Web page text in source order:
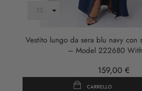
Vestito lungo da sera blu navy con
– Model 222680
159,00 €
CARRELLO